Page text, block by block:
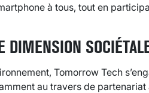
à tous, tout en
DIMENSION
Tomorrow Tech
au travers de